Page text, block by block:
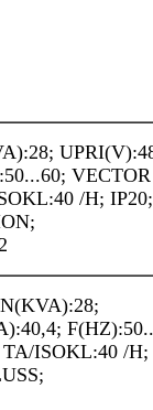
VECTOR
/H;
ISOKL:40 /H;